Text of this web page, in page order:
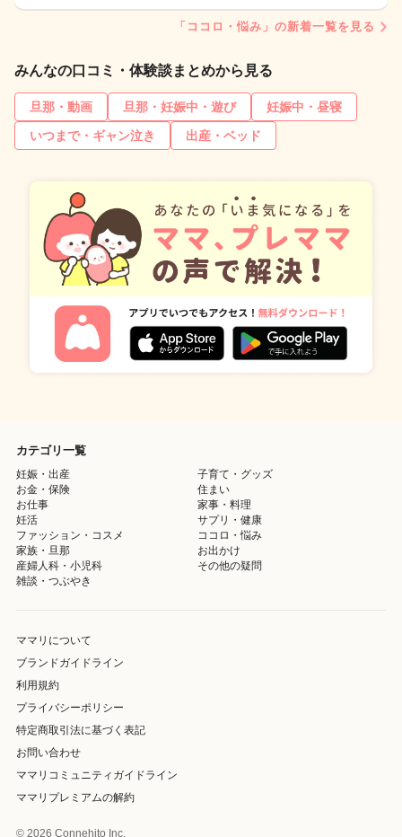
「ココロ・悩み」の新着一覧を見る
みんなの口コミ・体験談まとめから見る
旦那・動画 旦那・妊娠中・遊び
妊娠中・昼寝
いつまで・ギャン泣き
出産・ベッド
カテゴリ一覧
妊娠・出産
子育て・グッズ
お金・保険
住まい
お仕事
家事・料理
妊活
サプリ・健康
ファッション・コスメ
ココロ・悩み
家族・旦那
お出かけ
産婦人科・小児科
その他の疑問
雑談・つぶやき
ママリについて
ブランドガイドライン
利用規約
プライバシーポリシー
特定商取引法に基づく表記
お問い合わせ
ママリコミュニティガイドライン
ママリプレミアムの解約
© 2026 Connehito Inc.